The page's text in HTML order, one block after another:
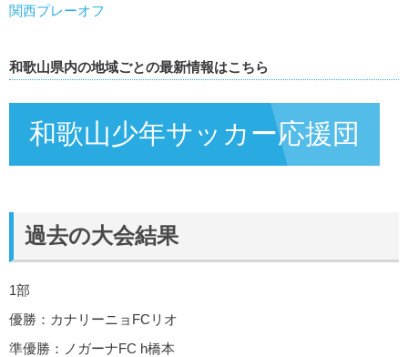
関西プレーオフ
和歌山県内の地域ごとの最新情報はこちら
和歌山少年サッカー応援団
過去の大会結果
1部
優勝：カナリーニョFCリオ
準優勝：ノガーナFC h橋本